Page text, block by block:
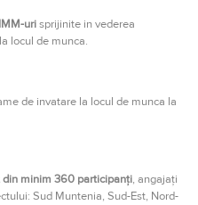
urisprijinite in vederea
locul de munca.
de invatare la locul de munca la
minim 360 participanți, angajați
Sud Muntenia, Sud-Est, Nord-